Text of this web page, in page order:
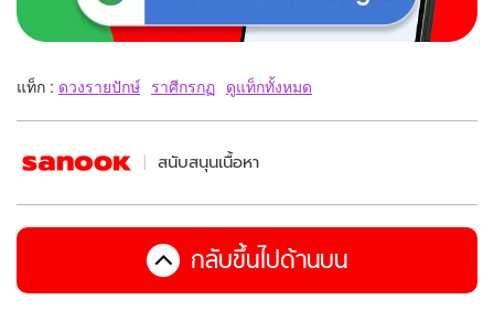
แท็ก : ดวงรายปักษ์ ราศีกรกฏ ดูแท็กทั้งหมด
สนับสนุนเนื้อหา
กลับขึ้นไปด้านบน